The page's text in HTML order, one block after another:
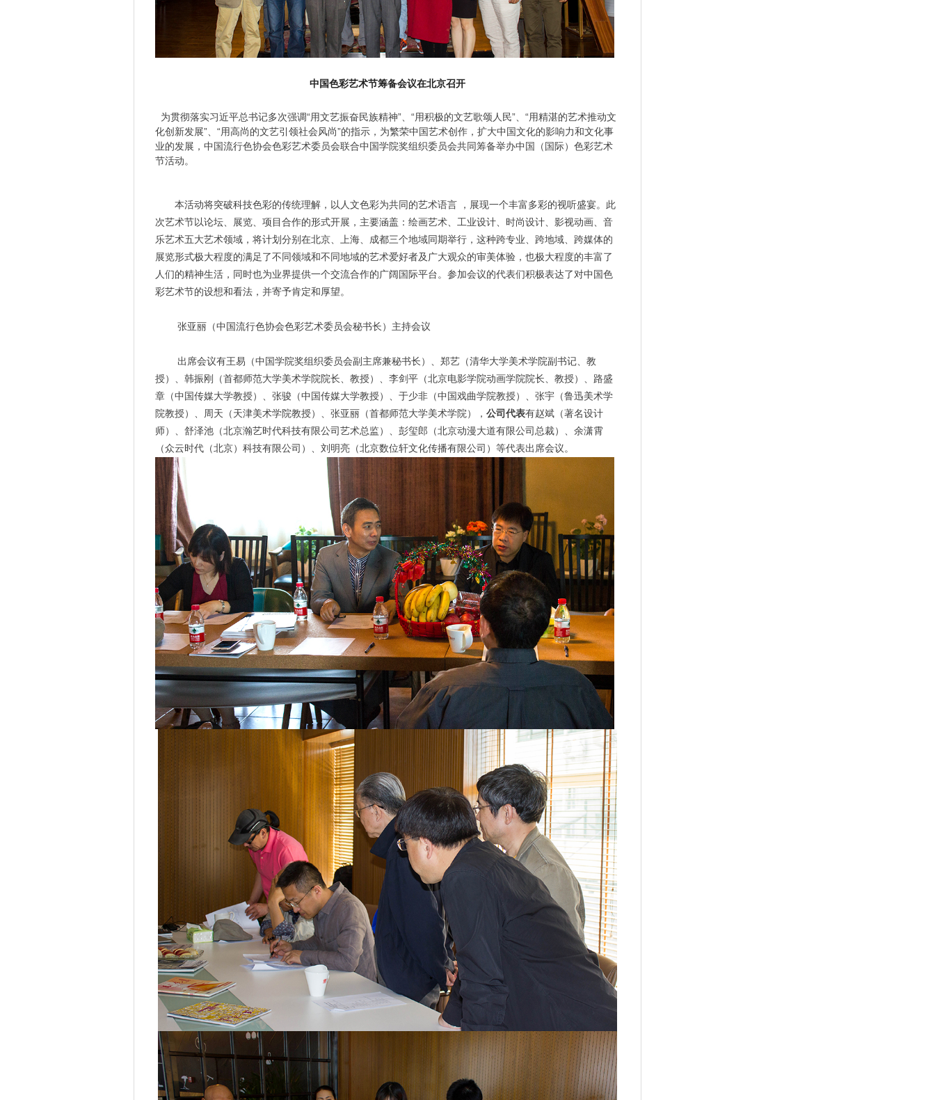
中国色彩艺术节筹备会议在北京召开
为贯彻落实习近平总书记多次强调“用文艺振奋民族精神”、“用积极的文艺歌颂人民”、“用精湛的艺术推动文
化创新发展”、“用高尚的文艺引领社会风尚”的指示，为繁荣中国艺术创作，扩大中国文化的影响力和文化事
业的发展，中国流行色协会色彩艺术委员会联合中国学院奖组织委员会共同筹备举办中国（国际）色彩艺术
节活动。
本活动将突破科技色彩的传统理解，以人文色彩为共同的艺术语言
，展现一个丰富多彩的视听盛宴。此
次艺术节以论坛、展览、项目合作的形式开展，主要涵盖： 绘画艺术、 工业设计、时尚设计、影视动画、音
乐艺术五大艺术领域，将计划分别在北京、上海、成都三个地域同期举行，这种跨专业、跨地域、跨媒体的
展览形式极大程度的满足了不同领域和不同地域的艺术爱好者及广大观众的审美体验，也极大程度的丰富了
人们的精神生活，同时也为业界提供一个交流合作的广阔国际平台。 参加会议的代表们积极表达了对中国色
彩艺术节的设想和看法，并寄予肯定和厚望。
张亚丽（中国流行色协会色彩艺术委员会秘书长） 主持会议
出席会议有王易（中国学院奖组织委员会副主席兼秘书长） 、郑艺（清华大学美术学院副书记
教
授）、韩振刚（首都师范大学美术学院院长、 教授）、 李剑平（北京电影学院动画学院院长、教授）、 路盛
章（中国传媒大学教授）、 张骏（中国传媒大学教授）、 于少非（中国戏曲学院教授）、张宇（鲁迅美术学
院教授）、周天（天津美术学院教授） 、张亚丽（首都师范大学美术学院） ， 公司代表有赵斌（著名设计
师）、舒泽池（北京瀚艺时代科技有限公司艺术总监）
、彭玺郎（北京动漫大道有限公司总裁）
、余潇霄
（众云时代（北京）科技有限公司 ） 、刘明亮（北京数位轩文化传播有限公司 ） 等代表出席会议。